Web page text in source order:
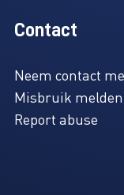
Contact
Neem contact
Misbruik melden
Report abuse